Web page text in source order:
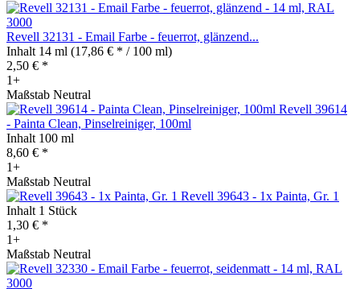
Revell 32131 - Email Farbe - feuerrot, glänzend...
Inhalt 14 ml (17,86 € * / 100 ml)
2,50 € *
1+
Maßstab Neutral
Revell 39614
- Painta Clean, Pinselreiniger, 100ml
Inhalt 100 ml
8,60 € *
1+
Maßstab Neutral
Revell 39643 - 1x Painta, Gr. 1
Inhalt 1 Stück
1,30 € *
1+
Maßstab Neutral